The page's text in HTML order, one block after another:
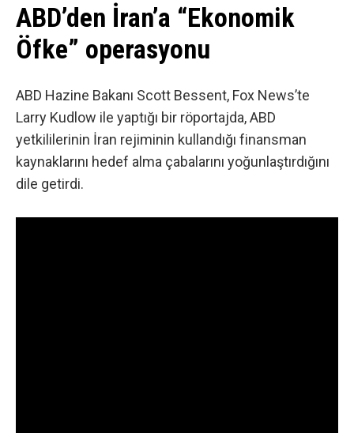
ABD’den İran’a “Ekonomik
Öfke” operasyonu
ABD Hazine Bakanı Scott Bessent, Fox News’te
Larry Kudlow ile yaptığı bir röportajda, ABD
yetkililerinin İran rejiminin kullandığı finansman
kaynaklarını hedef alma çabalarını yoğunlaştırdığını
dile getirdi.